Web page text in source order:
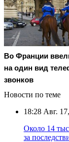
Во Франции
на один вид
звонков
Новости по теме
18:28 Авг.
Около 14
за